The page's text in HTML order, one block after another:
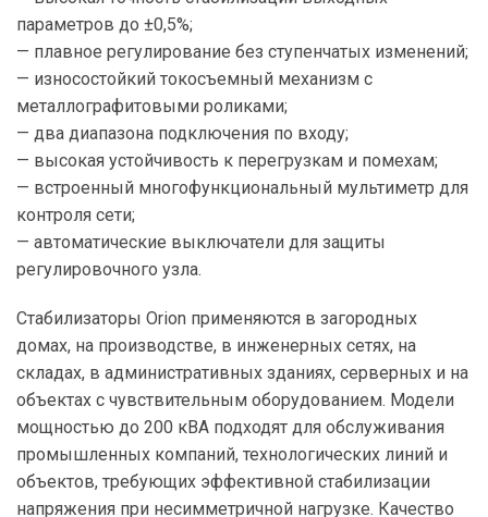
параметров до ±0,5%;
— плавное регулирование без ступенчатых изменений;
— износостойкий токосъемный механизм с
металлографитовыми роликами;
— два диапазона подключения по входу;
— высокая устойчивость к перегрузкам и помехам;
— встроенный многофункциональный мультиметр для
контроля сети;
— автоматические выключатели для защиты
регулировочного узла.
Стабилизаторы Orion применяются в загородных
домах, на производстве, в инженерных сетях, на
складах, в административных зданиях, серверных и на
объектах с чувствительным оборудованием. Модели
мощностью до 200 кВА подходят для обслуживания
промышленных компаний, технологических линий и
объектов, требующих эффективной стабилизации
напряжения при несимметричной нагрузке. Качество